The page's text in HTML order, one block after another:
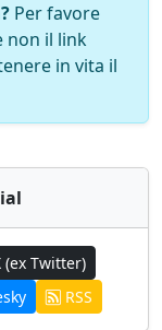
Per favore
non il link
in vita il
(ex Twitter)
RSS